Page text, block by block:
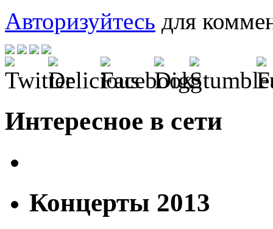
Авторизуйтесь для
Интересное в сети
Концерты 2013